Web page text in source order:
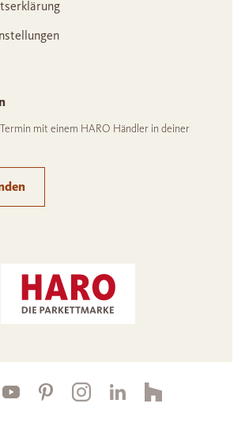
mit einem HARO Händler in deiner